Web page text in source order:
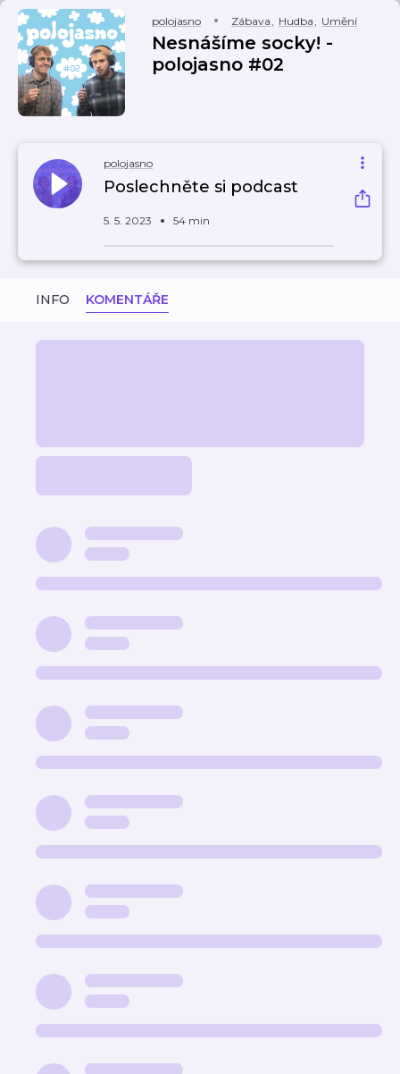
polojasno Zábava, Hudba, Umění
Nesnášíme socky! -
polojasno #02
polojasno
Poslechněte si podcast
5. 5. 2023 54 min
INFO KOMENTÁŘE